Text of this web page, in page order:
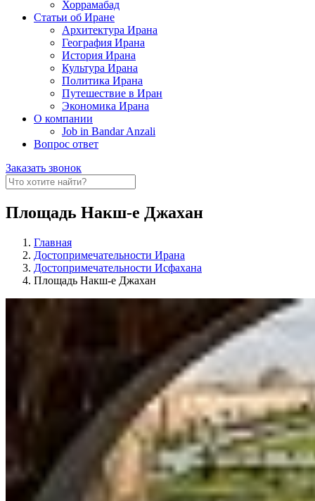
Хоррамабад
Статьи об Иране
Архитектура Ирана
География Ирана
История Ирана
Культура Ирана
Политика Ирана
Путешествие в Иран
Экономика Ирана
О компании
Job in Bandar Anzali
Вопрос ответ
Заказать звонок
Площадь Накш-е Джахан
Главная
Достопримечательности Ирана
Достопримечательности Исфахана
Площадь Накш-е Джахан